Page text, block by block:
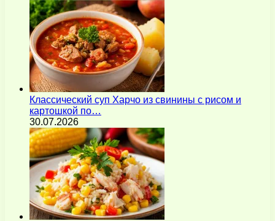
Классический суп Харчо из свинины с рисом и
картошкой по…
30.07.2026